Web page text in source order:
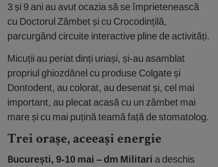
3 și 9 ani au avut ocazia să se împrietenească
cu Doctorul Zâmbet și cu Crocodințilă,
parcurgând circuite interactive pline de activități.
Micuții au periat dinți uriași, și-au asamblat
propriul ghiozdănel cu produse Colgate și
Dontodent, au colorat, au desenat și, cel mai
important, au plecat acasă cu un zâmbet mai
mare și cu mai puțină teamă față de stomatolog.
Trei orașe, aceeași energie
București, 9-10 mai – dm Militari a deschis